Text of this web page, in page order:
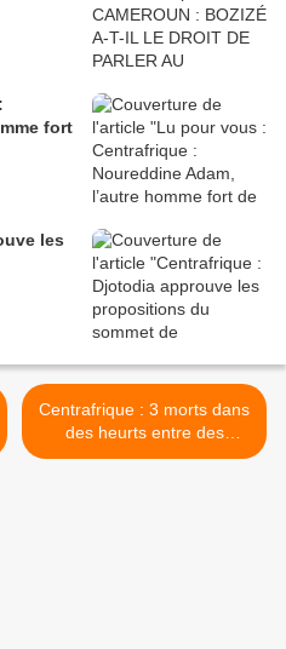
fort
les
Centrafrique : 3 morts dans
des heurts entre des
éléments de la Micopax et